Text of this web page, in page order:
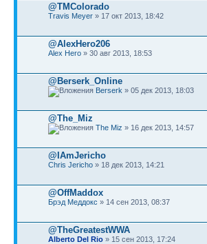
@TMColorado
Travis Meyer » 17 окт 2013, 18:42
@AlexHero206
Alex Hero » 30 авг 2013, 18:53
@Berserk_Online
Berserk » 05 дек 2013, 18:03
@The_Miz
The Miz » 16 дек 2013, 14:57
@IAmJericho
Chris Jericho » 18 дек 2013, 14:21
@OffMaddox
Брэд Меддокс » 14 сен 2013, 08:37
@TheGreatestWWA
Alberto Del Rio » 15 сен 2013, 17:24